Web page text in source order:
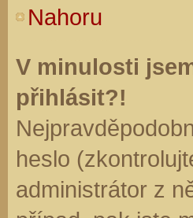
Nahoru
V minulosti
přihlásit?!
heslo
administrátor z